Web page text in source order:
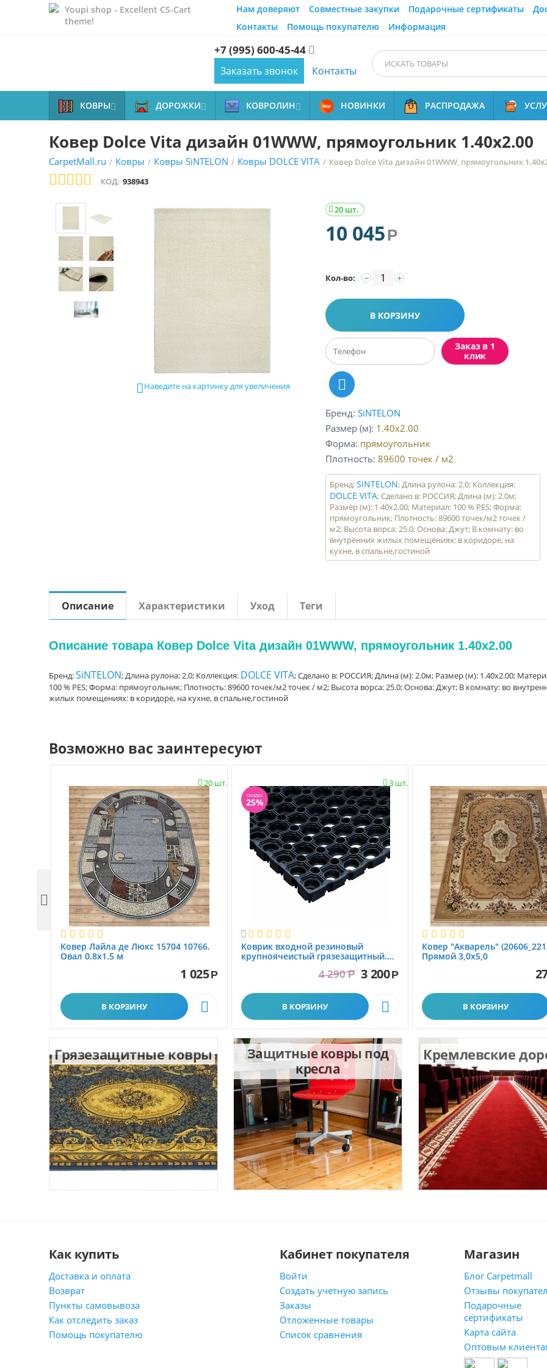
Youpi shop - Excellent CS-Cart
theme!
Нам доверяют Совместные закупки Подарочные сертификаты
Контакты
Помощь покупателю Информация
+7 (995) 600-45-44 
Заказать звонок Контакты
КОВРЫ ДОРОЖКИ КОВРОЛИН НОВИНКИ РАСПРОДАЖА
Ковер Dolce Vita дизайн 01WWW, прямоугольник 1.40x2.00
CarpetMall.ru / Ковры / Ковры SiNTELON / Ковры DOLCE VITA / Ковер Dolce Vita дизайн 01WWW, прямоугольник
КОД: 938943
Наведите на картинку для увеличения
20 шт.

10 045Р
Кол-во: +
−
В КОРЗИНУ
Заказ в 1
клик
Бренд SiNTELON
Размер (м) 1.40x2.00
Форма прямоугольник
Плотность 89600 точек / м2
Бренд:SiNTELON; Длина рулона: 2.0; Коллекция:
DOLCE VITA; Сделано в: РОССИЯ; Длина (м): 2.0м;
Размер (м): 1.40x2.00; Материал: 100 % PES; Форма:
прямоугольник; Плотность: 89600 точек/м2 точек /
м2; Высота ворса: 25.0; Основа: Джут; В комнату: во
внутренних жилых помещениях: в коридоре, на
кухне, в спальне,гостиной
Описание Характеристики Уход Теги
Описание товара Ковер Dolce Vita дизайн 01WWW, прямоугольник 1.40x2.00
Бренд:SiNTELON; Длина рулона: 2.0; Коллекция: DOLCE VITA; Сделано в: РОССИЯ; Длина (м): 2.0м; Размер (м): 1.40x2.00;
100 % PES; Форма: прямоугольник; Плотность: 89600 точек/м2 точек / м2; Высота ворса: 25.0; Основа: Джут; В комнату: во
жилых помещениях: в коридоре, на кухне, в спальне,гостиной
Возможно вас заинтересуют
20 шт.

Ковер Лайла де Люкс 15704 10766.
Овал 0.8x1.5 м
1 025Р
В КОРЗИНУ 
3 шт.

СКИДКА
25%

Коврик вxодной резиновый
крупноячеистый грязезащитный.
4 290 Р 3 200Р
В КОРЗИНУ 
Ковер "Акварель"
Прямой 3,0х5,0
В КОРЗИНУ

Грязезащитные ковры
Защитные ковры под
кресла
Кремлевские
Как купить
Доставка и оплата
Возврат
Пункты самовывоза
Как отследить заказ
Помощь покупателю
Кабинет покупателя
Войти
Создать учетную запись
Заказы
Отложенные товары
Список сравнения
Магазин
Блог Carpetmall
Отзывы
Подарочные
сертификаты
Карта сайта
Оптовым